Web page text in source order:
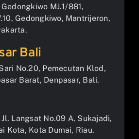
MJ.1/881,
Gedongkiwo, Mantrijeron,
Bali
No.20, Pemecutan Klod,
Barat, Denpasar, Bali.
Langsat No.09 A, Sukajadi,
Kota, Kota Dumai, Riau.